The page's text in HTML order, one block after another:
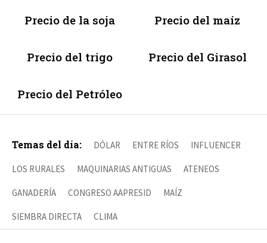
Precio de la soja Precio del maíz
Precio del trigo Precio del Girasol
Precio del Petróleo
Temas del día: DÓLAR ENTRE RÍOS INFLUENCER
LOS RURALES MAQUINARIAS ANTIGUAS ATENEOS
GANADERÍA CONGRESO AAPRESID MAÍZ
SIEMBRA DIRECTA CLIMA